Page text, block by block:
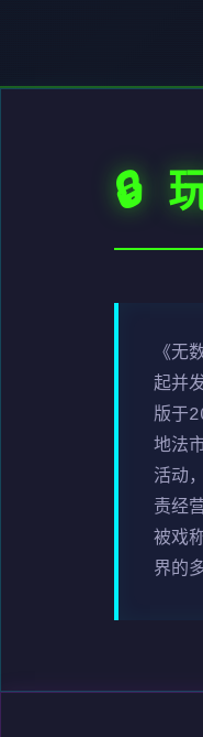
🔒
《无
起并
版于
地法
活动
责经
被戏
界的